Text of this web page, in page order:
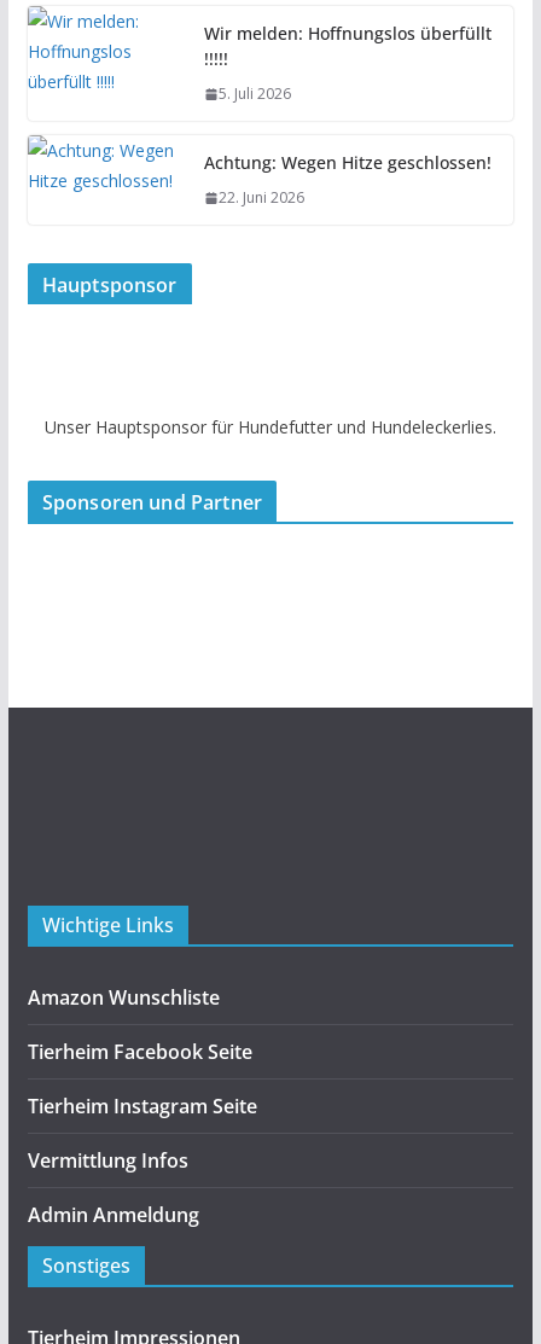
Wir melden: Hoffnungslos überfüllt
!!!!!
5. Juli 2026
Achtung: Wegen Hitze geschlossen!
22. Juni 2026
Hauptsponsor
Unser Hauptsponsor für Hundefutter und Hundeleckerlies.
Sponsoren und Partner
Wichtige Links
Amazon Wunschliste
Tierheim Facebook Seite
Tierheim Instagram Seite
Vermittlung Infos
Admin Anmeldung
Sonstiges
Tierheim Impressionen